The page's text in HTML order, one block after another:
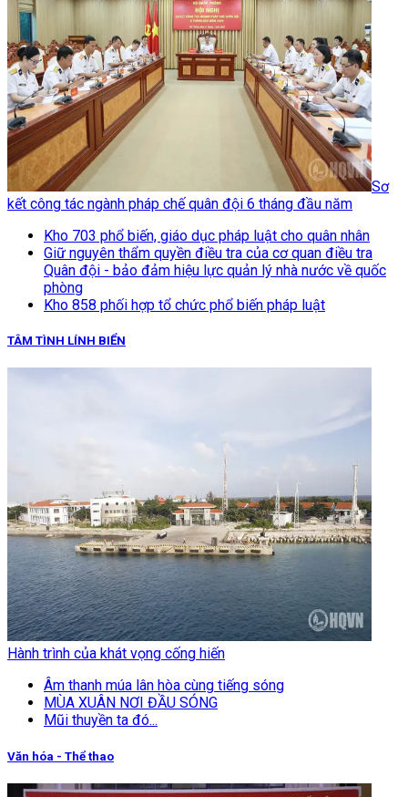
Sơ
kết công tác ngành pháp chế quân đội 6 tháng đầu năm
Kho 703 phổ biến, giáo dục pháp luật cho quân nhân
Giữ nguyên thẩm quyền điều tra của cơ quan điều tra
Quân đội - bảo đảm hiệu lực quản lý nhà nước về quốc
phòng
Kho 858 phối hợp tổ chức phổ biến pháp luật
TÂM TÌNH LÍNH BIỂN
Hành trình của khát vọng cống hiến
Âm thanh múa lân hòa cùng tiếng sóng
MÙA XUÂN NƠI ĐẦU SÓNG
Mũi thuyền ta đó...
Văn hóa - Thể thao